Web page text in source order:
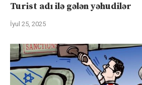
Turist adı ilə gələn yəhudilər
İyul 25, 2025